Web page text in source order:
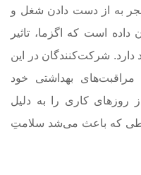
به از دست دادن شغل و
است که اگزما، تاثیر
شرکت‌کنندگان در این
مراقبت‌های بهداشتی خود
روزهای کاری را به دلیل
که باعث می‌شد سلامتِ